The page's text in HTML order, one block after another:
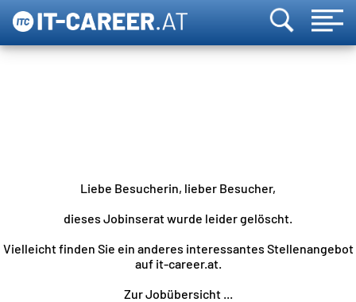
Liebe Besucherin, lieber Besucher,
dieses Jobinserat wurde leider gelöscht.
Vielleicht finden Sie ein anderes interessantes Stellenangebot
auf it-career.at.
Zur Jobübersicht ...